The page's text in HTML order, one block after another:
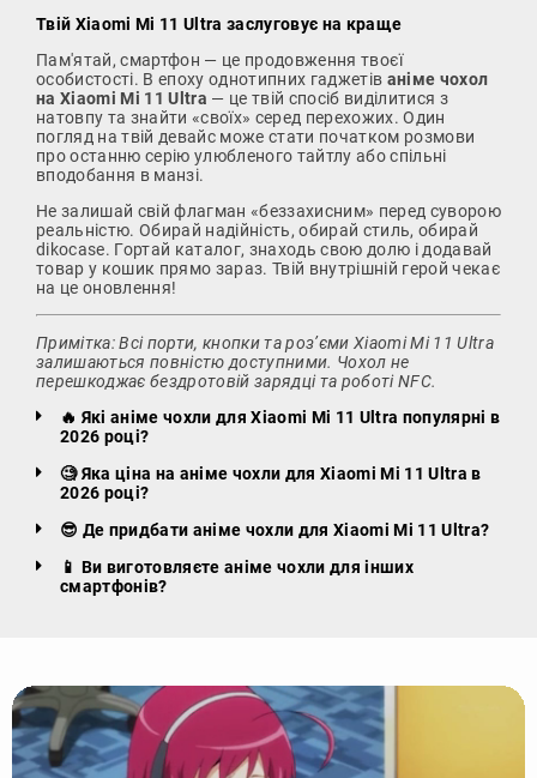
Твій Xiaomi Mi 11 Ultra заслуговує на краще
Пам'ятай, смартфон — це продовження твоєї
особистості. В епоху однотипних гаджетів аніме чохол
на Xiaomi Mi 11 Ultra — це твій спосіб виділитися з
натовпу та знайти «своїх» серед перехожих. Один
погляд на твій девайс може стати початком розмови
про останню серію улюбленого тайтлу або спільні
вподобання в манзі.
Не залишай свій флагман «беззахисним» перед суворою
реальністю. Обирай надійність, обирай стиль, обирай
dikocase. Гортай каталог, знаходь свою долю і додавай
товар у кошик прямо зараз. Твій внутрішній герой чекає
на це оновлення!
Примітка: Всі порти, кнопки та роз’єми Xiaomi Mi 11 Ultra
залишаються повністю доступними. Чохол не
перешкоджає бездротовій зарядці та роботі NFC.
🔥 Які аніме чохли для Xiaomi Mi 11 Ultra популярні в
2026 році?
🧐 Яка ціна на аніме чохли для Xiaomi Mi 11 Ultra в
2026 році?
😎 Де придбати аніме чохли для Xiaomi Mi 11 Ultra?
📱 Ви виготовляєте аніме чохли для інших
смартфонів?